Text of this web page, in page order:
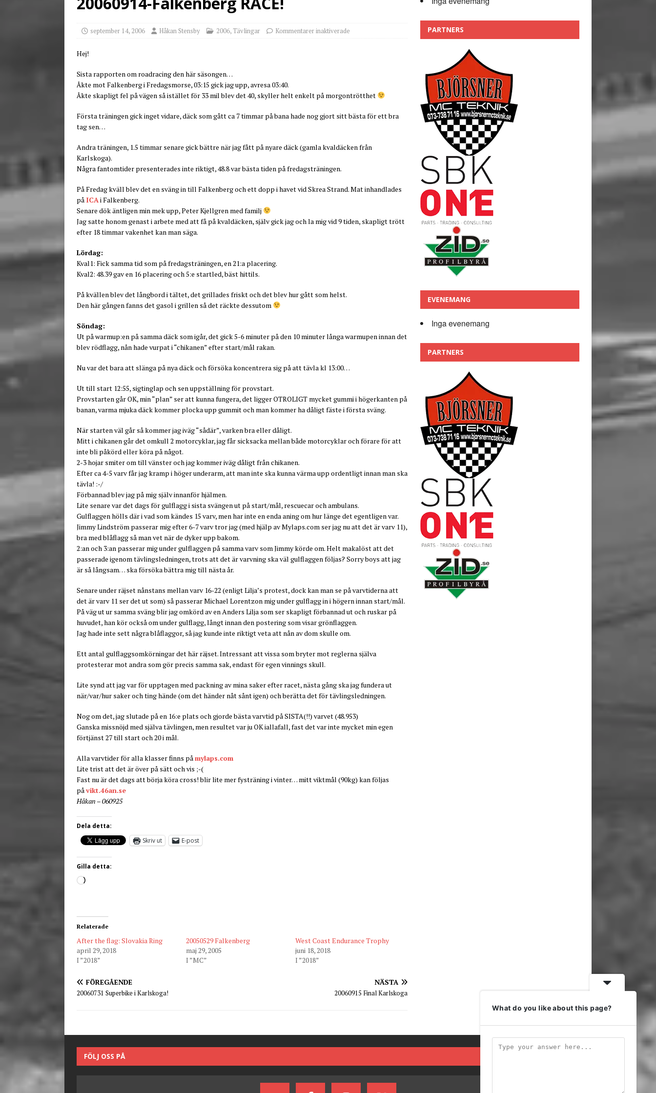
Back to the pits
september 14, 2006 Håkan Stensby 2006, Tävlingar Kommentarer inaktiverade
Hej!
Sista rapporten om roadracing den här säsongen…
Åkte mot Falkenberg i Fredagsmorse, 03:15 gick jag upp, avresa 03:40.
Åkte skapligt fel på vägen så istället för 33 mil blev det 40, skyller helt enkelt på morgontrötthet
Första träningen gick inget vidare, däck som gått ca 7 timmar på bana hade nog gjort sitt bästa för ett bra
tag sen…
Andra träningen, 1.5 timmar senare gick bättre när jag fått på nyare däck (gamla kvaldäcken från
Karlskoga).
Några fantomtider presenterades inte riktigt, 48.8 var bästa tiden på fredagsträningen.
På Fredag kväll blev det en sväng in till Falkenberg och ett dopp i havet vid Skrea Strand. Mat inhandlades
på ICA i Falkenberg.
Senare dök äntligen min mek upp, Peter Kjellgren med familj
Jag satte honom genast i arbete med att få på kvaldäcken, själv gick jag och la mig vid 9 tiden, skapligt trött
efter 18 timmar vakenhet kan man säga.
Lördag:
Kval1: Fick samma tid som på fredagsträningen, en 21:a placering.
Kval2: 48.39 gav en 16 placering och 5:e startled, bäst hittils.
På kvällen blev det långbord i tältet, det grillades friskt och det blev hur gått som helst.
Den här gången fanns det gasol i grillen så det räckte dessutom
Söndag:
Ut på warmup:en på samma däck som igår, det gick 5-6 minuter på den 10 minuter långa warmupen innan det
blev rödflagg, nån hade vurpat i “chikanen” efter start/mål rakan.
Nu var det bara att slänga på nya däck och försöka koncentrera sig på att tävla kl 13:00…
Ut till start 12:55, sigtinglap och sen uppställning för provstart.
Provstarten går OK, min “plan” ser att kunna fungera, det ligger OTROLIGT mycket gummi i högerkanten på
banan, varma mjuka däck kommer plocka upp gummit och man kommer ha dåligt fäste i första sväng.
När starten väl går så kommer jag iväg “sådär”, varken bra eller dåligt.
Mitt i chikanen går det omkull 2 motorcyklar, jag får sicksacka mellan både motorcyklar och förare för att
inte bli påkörd eller köra på något.
2-3 hojar smiter om till vänster och jag kommer iväg dåligt från chikanen.
Efter ca 4-5 varv får jag kramp i höger underarm, att man inte ska kunna värma upp ordentligt innan man ska
tävla! :-/
Förbannad blev jag på mig själv innanför hjälmen.
Lite senare var det dags för gulflagg i sista svängen ut på start/mål, rescuecar och ambulans.
Gulflaggen hölls där i vad som kändes 15 varv, men har inte en enda aning om hur länge det egentligen var.
Jimmy Lindström passerar mig efter 6-7 varv tror jag (med hjälp av Mylaps.com ser jag nu att det är varv 11),
bra med blåflagg så man vet när de dyker upp bakom.
2:an och 3:an passerar mig under gulflaggen på samma varv som Jimmy körde om. Helt makalöst att det
passerade igenom tävlingsledningen, trots att det är varvning ska väl gulflaggen följas? Sorry boys att jag
är så långsam… ska försöka bättra mig till nästa år.
Senare under räjset nånstans mellan varv 16-22 (enligt Lilja’s protest, dock kan man se på varvtiderna att
det är varv 11 ser det ut som) så passerar Michael Lorentzon mig under gulflagg in i högern innan start/mål.
På väg ut ur samma sväng blir jag omkörd av en Anders Lilja som ser skapligt förbannad ut och ruskar på
huvudet, han kör också om under gulflagg, långt innan den postering som visar grönflaggen.
Jag hade inte sett några blåflaggor, så jag kunde inte riktigt veta att nån av dom skulle om.
Ett antal gulflaggsomkörningar det här räjset. Intressant att vissa som bryter mot reglerna själva
protesterar mot andra som gör precis samma sak, endast för egen vinnings skull.
Lite synd att jag var för upptagen med packning av mina saker efter racet, nästa gång ska jag fundera ut
när/var/hur saker och ting hände (om det händer nåt sånt igen) och berätta det för tävlingsledningen.
Nog om det, jag slutade på en 16:e plats och gjorde bästa varvtid på SISTA(!!) varvet (48.953)
Ganska missnöjd med själva tävlingen, men resultet var ju OK iallafall, fast det var inte mycket min egen
förtjänst 27 till start och 20 i mål.
Alla varvtider för alla klasser finns på mylaps.com
Lite trist att det är över på sätt och vis ;-(
Fast nu är det dags att börja köra cross! blir lite mer fysträning i vinter… mitt viktmål (90kg) kan följas
på vikt.46an.se
Håkan – 060925
Dela detta:
Skriv ut
E-post
Gilla detta:
Relaterade
After the flag: Slovakia Ring
april 29, 2018
I ”2018”
20050529 Falkenberg
maj 29, 2005
I ”MC”
West Coast Endurance Trophy
juni 18, 2018
I ”2018”
FÖREGÅENDE
20060731 Superbike i Karlskoga!
NÄSTA
20060915 Final Karlskoga
PARTNERS
EVENEMANG
Inga evenemang
PARTNERS
FÖLJ OSS PÅ
What do you like about this page?